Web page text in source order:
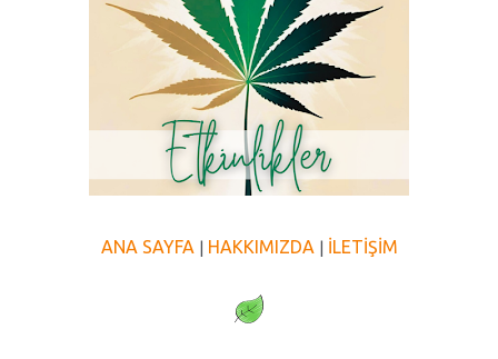
ANA SAYFA HAKKIMIZDA İLETİŞİM